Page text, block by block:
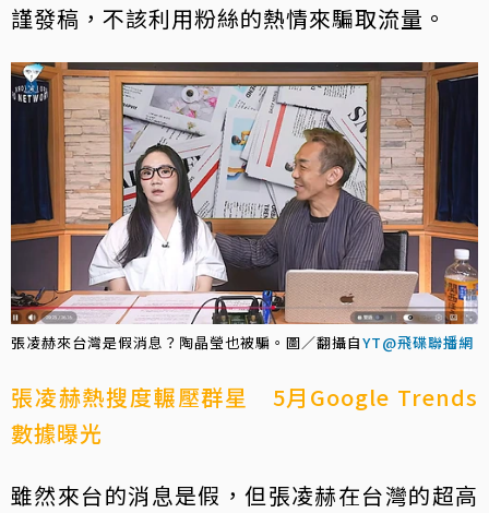
謹發稿，不該利用粉絲的熱情來騙取流量。
張凌赫來台灣是假消息？陶晶瑩也被騙。圖／翻攝自YT@飛碟聯播網
張凌赫熱搜度輾壓群星 5月Google Trends
數據曝光
雖然來台的消息是假，但張凌赫在台灣的超高